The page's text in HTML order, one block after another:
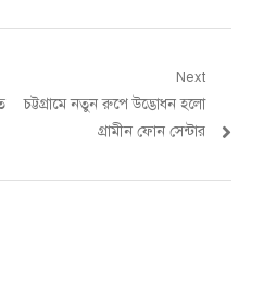
Next
Next
চট্টগ্রামে নতুন রুপে উদ্ভোধন হলো
গ্রামীন ফোন সেন্টার